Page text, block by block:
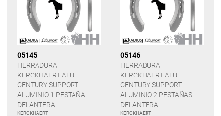
05145
HERRADURA
KERCKHAERT ALU
CENTURY SUPPORT
ALUMINIO 1 PESTAÑA
DELANTERA
KERCKHAERT
05146
HERRADURA
KERCKHAERT ALU
CENTURY SUPPORT
ALUMINIO 2 PESTAÑAS
DELANTERA
KERCKHAERT